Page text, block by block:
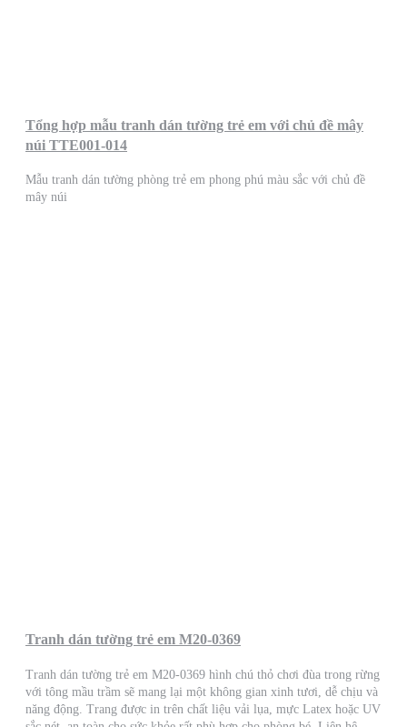
Tổng hợp mẫu tranh dán tường trẻ em với chủ đề mây
núi TTE001-014
Mẫu tranh dán tường phòng trẻ em phong phú màu sắc với chủ đề
mây núi
Tranh dán tường trẻ em M20-0369
Tranh dán tường trẻ em M20-0369 hình chú thỏ chơi đùa trong rừng
với tông mầu trầm sẽ mang lại một không gian xinh tươi, dễ chịu và
năng động. Trang được in trên chất liệu vải lụa, mực Latex hoặc UV